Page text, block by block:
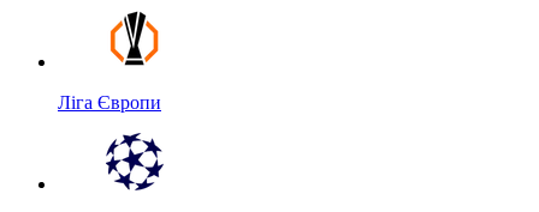
Ліга Європи